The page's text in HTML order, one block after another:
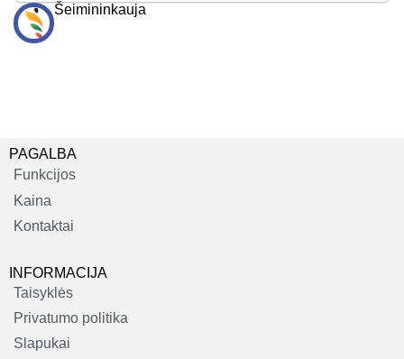
Šeimininkauja
PAGALBA
Funkcijos
Kaina
Kontaktai
INFORMACIJA
Taisyklės
Privatumo politika
Slapukai